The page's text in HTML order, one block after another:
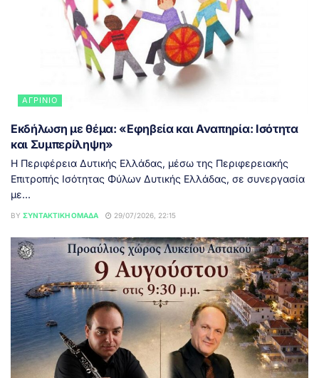
ΑΓΡΊΝΙΟ
Εκδήλωση με θέμα: «Εφηβεία και Αναπηρία: Ισότητα
και Συμπερίληψη»
Η Περιφέρεια Δυτικής Ελλάδας, μέσω της Περιφερειακής
Επιτροπής Ισότητας Φύλων Δυτικής Ελλάδας, σε συνεργασία
με...
BY ΣΥΝΤΑΚΤΙΚΉ ΟΜΆΔΑ 29/07/2026, 22:15